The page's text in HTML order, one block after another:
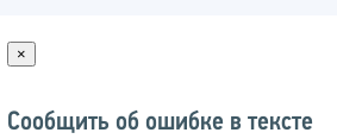
×
Сообщить об ошибке в тексте